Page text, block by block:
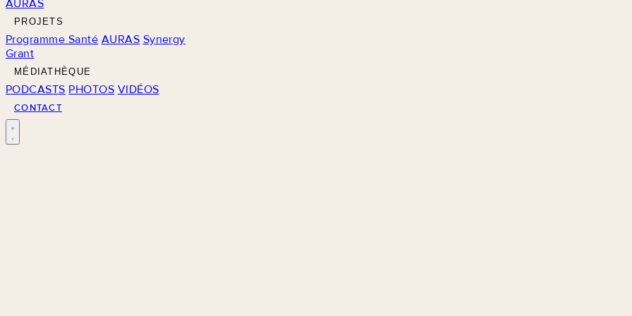
AURAS
PROJETS
Programme Santé AURAS Synergy
Grant
MÉDIATHÈQUE
PODCASTS PHOTOS VIDÉOS
CONTACT